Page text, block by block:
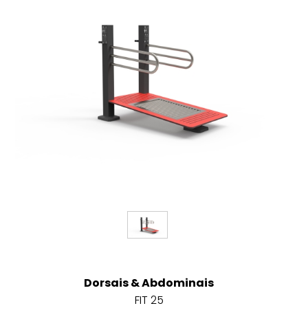
Dorsais & Abdominais
FIT 25